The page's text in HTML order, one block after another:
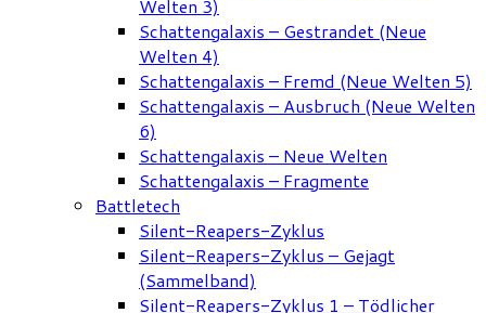
Welten 3)
Schattengalaxis – Gestrandet (Neue
Welten 4)
Schattengalaxis – Fremd (Neue Welten 5)
Schattengalaxis – Ausbruch (Neue Welten
6)
Schattengalaxis – Neue Welten
Schattengalaxis – Fragmente
Battletech
Silent-Reapers-Zyklus
Silent-Reapers-Zyklus – Gejagt
(Sammelband)
Silent-Reapers-Zyklus 1 – Tödlicher